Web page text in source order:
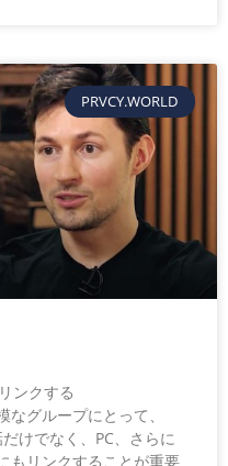
PRVCY.WORLD
ンクする
グループにとって、
けでなく、PC、さらに
もリンクすることが重要